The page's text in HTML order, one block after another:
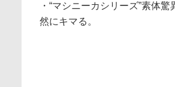
・“マシニーカシリーズ”素体
然にキマる。